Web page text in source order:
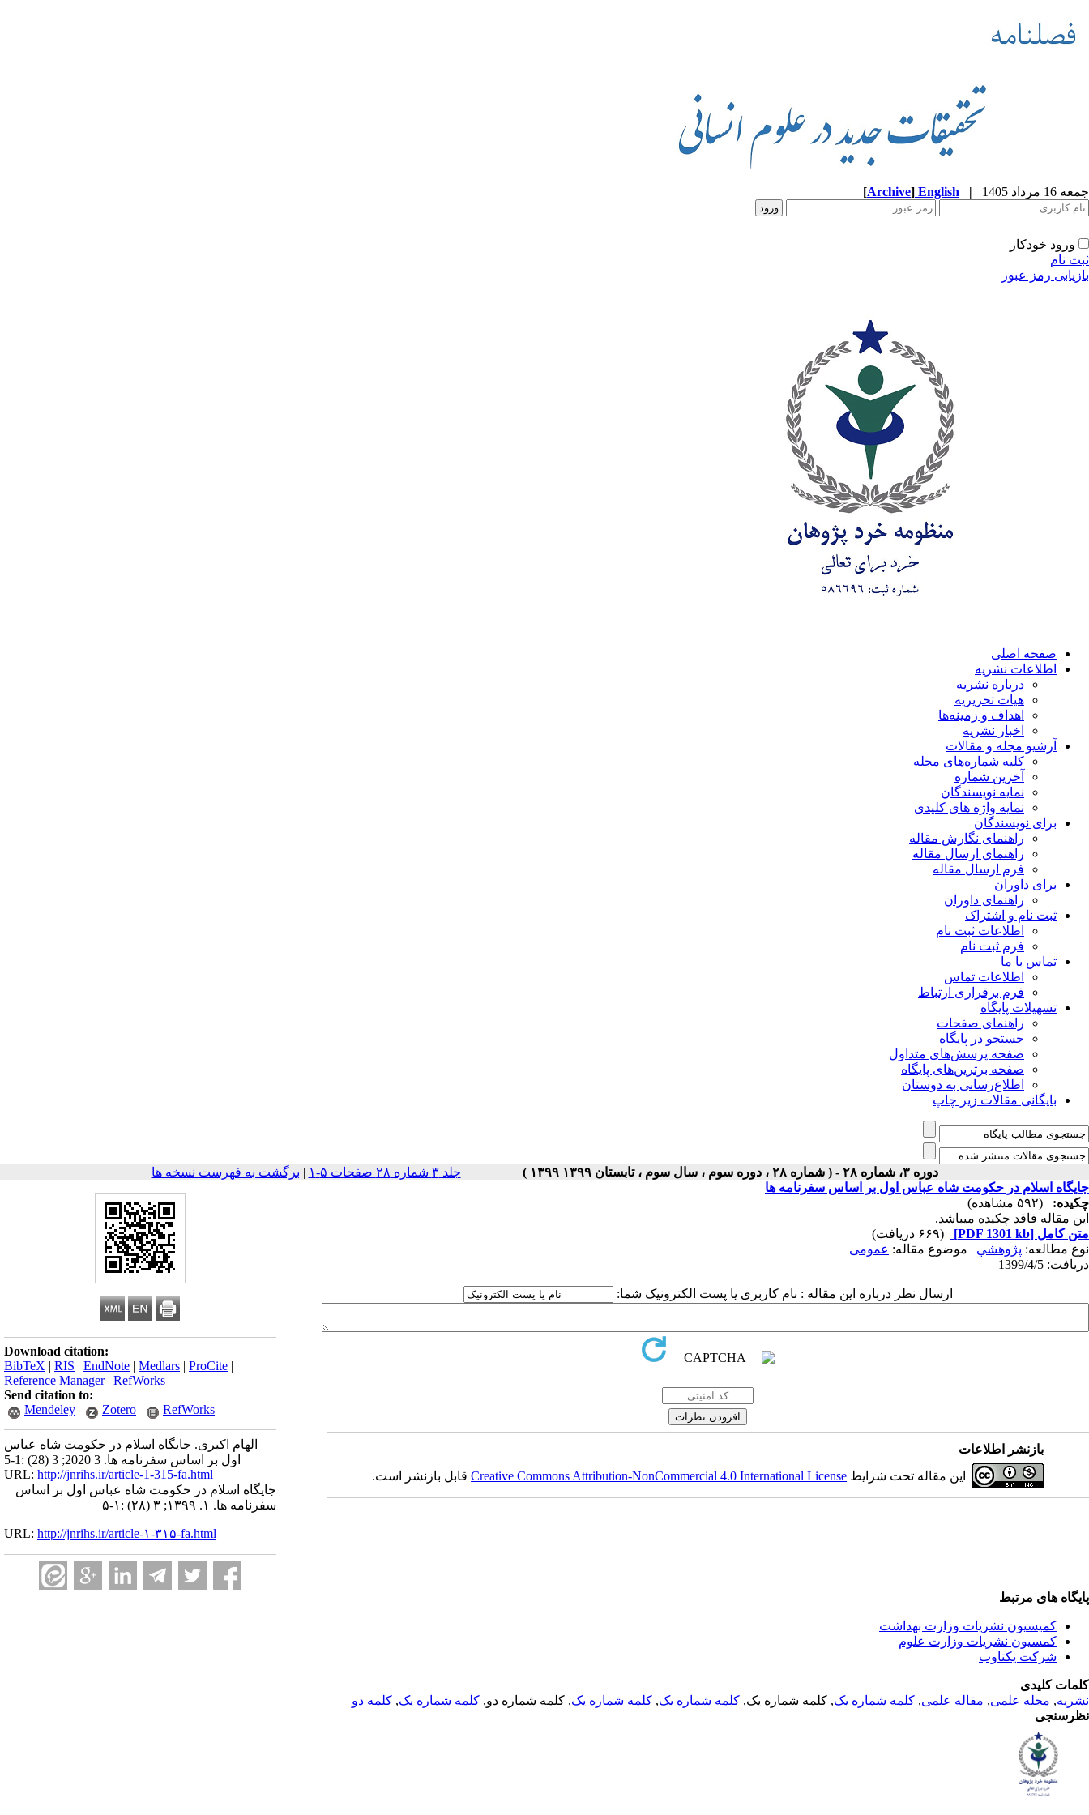
جمعه 16 مرداد 1405 |
English
[Archive]
ورود خودکار
ثبت نام
بازیابی رمز عبور
صفحه اصلی
اطلاعات نشریه
درباره نشریه
هیات تحریریه
اهداف و زمینه‌ها
اخبار نشریه
آرشیو مجله و مقالات
کلیه شماره‌های مجله
آخرین شماره
نمایه نویسندگان
نمایه واژه های کلیدی
برای نویسندگان
راهنمای نگارش مقاله
راهنمای ارسال مقاله
فرم ارسال مقاله
برای داوران
راهنمای داوران
ثبت نام و اشتراک
اطلاعات ثبت نام
فرم ثبت نام
تماس با ما
اطلاعات تماس
فرم برقراری ارتباط
تسهیلات پایگاه
راهنمای صفحات
جستجو در پایگاه
صفحه پرسش‌های متداول
صفحه برترین‌های پایگاه
اطلاع‌رسانی به دوستان
بایگانی مقالات زیر چاپ
دوره ۳، شماره ۲۸ - ( شماره ۲۸ ، دوره سوم ، سال سوم ، تابستان ۱۳۹۹ ۱۳۹۹ ) جلد ۳ شماره ۲۸ صفحات ۵-۱ | برگشت به فهرست نسخه ها
Download citation:
BibTeX | RIS | EndNote | Medlars | ProCite |
Reference Manager| RefWorks
Send citation to:
Mendeley
Zotero RefWorks
الهام اکبری. جایگاه اسلام در حکومت شاه عباس
اول بر اساس سفرنامه ‌ها. 3 2020; 3 (28) :1-5
URL: http://jnrihs.ir/article-1-315-fa.html
جایگاه اسلام در حکومت شاه عباس اول بر اساس
سفرنامه ‌ها. ۱. ۱۳۹۹; ۳ (۲۸) :۱-۵
URL: http://jnrihs.ir/article-۱-۳۱۵-fa.html
جایگاه اسلام در حکومت شاه عباس اول بر اساس سفرنامه ‌ها
چکیده:
(۵۹۲ مشاهده)
این مقاله فاقد چکیده می​باشد.
متن کامل [PDF 1301 kb]
(۶۶۹ دریافت)
نوع مطالعه: پژوهشي | موضوع مقاله: عمومى
دریافت: 1399/4/5
ارسال نظر درباره این مقاله : نام کاربری یا پست الکترونیک شما:
بازنشر اطلاعات
این مقاله تحت شرایط Creative Commons Attribution-NonCommercial 4.0 International Licenseقابل بازنشر است.
پایگاه های مرتبط
کمیسیون نشریات وزارت بهداشت
کمسیون نشریات وزارت علوم
شرکت یکتاوب
کلمات کلیدی
نشریه, مجله علمی, مقاله علمی, کلمه شماره یک, کلمه شماره یک, کلمه شماره یک, کلمه شماره یک, کلمه شماره دو, کلمه شماره یک, کلمه دو
نظرسنجی